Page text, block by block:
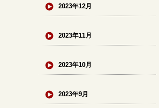
2023年12月
2023年11月
2023年10月
2023年9月